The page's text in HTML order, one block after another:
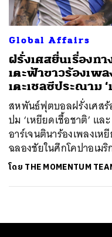
Global Affairs
ฝรั่งเศสยื่นเรื่องท
เตะฟ้าขาวร้องเพ
เตะเชลซีประณาม
สหพันธ์ฟุตบอลฝรั่งเศส
ปม ‘เหยียดเชื้อชาติ’ แล
อาร์เจนตินาร้องเพลงเห
ฉลองชัยในศึกโคปาอเมริ
โดย THE MOMENTUM
ค้นหา
SHARE